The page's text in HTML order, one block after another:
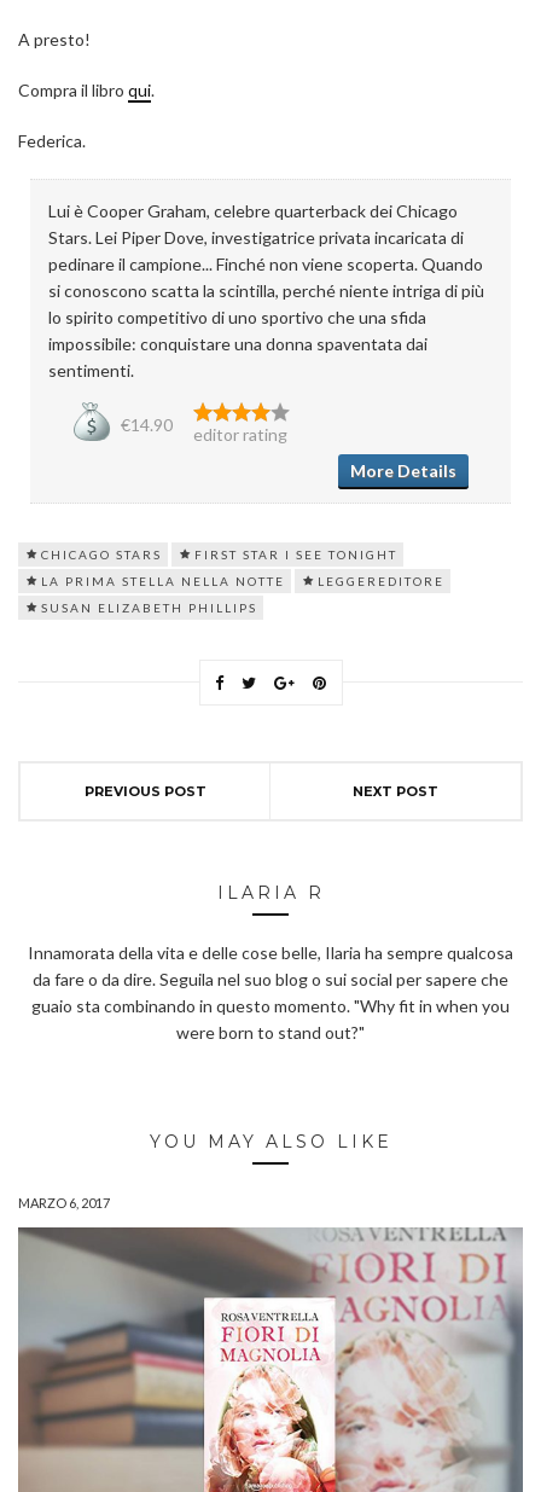
A presto!
Compra il libro qui.
Federica.
Lui è Cooper Graham, celebre quarterback dei Chicago
Stars. Lei Piper Dove, investigatrice privata incaricata di
pedinare il campione... Finché non viene scoperta. Quando
si conoscono scatta la scintilla, perché niente intriga di più
lo spirito competitivo di uno sportivo che una sfida
impossibile: conquistare una donna spaventata dai
sentimenti.
€14.90
editor rating
More Details
CHICAGO STARS
FIRST STAR I SEE TONIGHT
LA PRIMA STELLA NELLA NOTTE
LEGGEREDITORE
SUSAN ELIZABETH PHILLIPS
PREVIOUS POST NEXT POST
ILARIA R
Innamorata della vita e delle cose belle, Ilaria ha sempre qualcosa
da fare o da dire. Seguila nel suo blog o sui social per sapere che
guaio sta combinando in questo momento. "Why fit in when you
were born to stand out?"
YOU MAY ALSO LIKE
MARZO 6, 2017